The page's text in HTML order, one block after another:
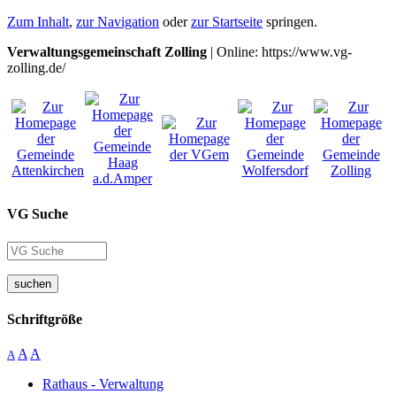
Zum Inhalt, zur Navigation oderzur Startseite springen.
Verwaltungsgemeinschaft Zolling | Online: https://www.vg-
zolling.de/
VG Suche
suchen
Schriftgröße
A A A
Rathaus - Verwaltung